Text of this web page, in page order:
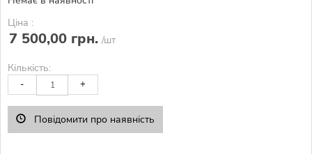
Ціна :
7 500,00 грн. /шт
Кількість:
- +
Повідомити про наявність